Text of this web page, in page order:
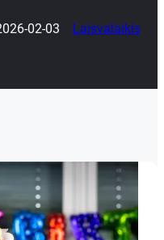
02-03 Laisvalaikis